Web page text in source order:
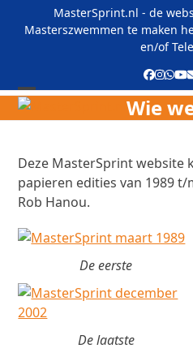
MasterSprint.nl - de
Masterszwemmen te maken
en/of
Open
menu
Close
menu
Wie
Deze MasterSprint website
papieren edities van 1989
Rob Hanou.
De eerste
De laatste